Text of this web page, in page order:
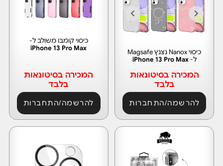
כיסוי Nanox נצנץ Magsafe
ל-iPhone 13 Pro Max
המכירה בסיטונאות
בלבד
להרשמה/התחברות
כיסוי קומבו משולב ל-
iPhone 13 Pro Max
המכירה בסיטונאות
בלבד
להרשמה/התחברות